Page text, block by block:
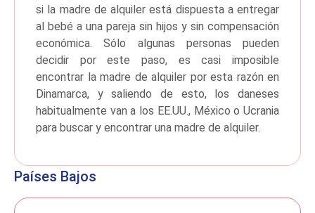
si la madre de alquiler está dispuesta a entregar
al bebé a una pareja sin hijos y sin compensación
económica. Sólo algunas personas pueden
decidir por este paso, es casi imposible
encontrar la madre de alquiler por esta razón en
Dinamarca, y saliendo de esto, los daneses
habitualmente van a los EE.UU., México o Ucrania
para buscar y encontrar una madre de alquiler.
Países Bajos